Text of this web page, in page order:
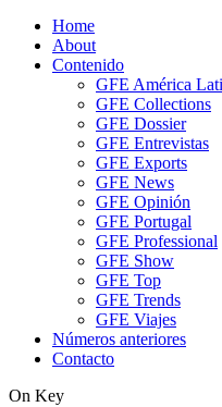
Home
About
Contenido
GFE América
GFE Collections
GFE Dossier
GFE Entrevistas
GFE Exports
GFE News
GFE Opinión
GFE Portugal
GFE Professional
GFE Show
GFE Top
GFE Trends
GFE Viajes
Números anteriores
Contacto
On Key